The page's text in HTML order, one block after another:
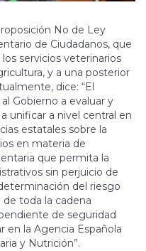
No de Ley
de Ciudadanos, que
servicios veterinarios
y a una posterior
dice: “El
Gobierno a evaluar y
unificar a nivel central en
estatales sobre la
en materia de
que permita la
sin perjuicio de
del riesgo
toda la cadena
de seguridad
en la Agencia Española
y Nutrición”.